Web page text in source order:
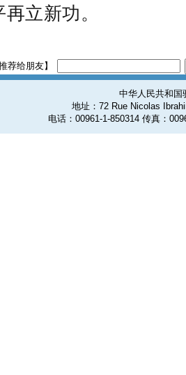
立新功。
推荐给朋友】
中华人民共和国
地址：72 Rue Nicolas
电话：00961-1-850314 传真：